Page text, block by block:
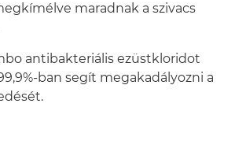
maradnak a szivacs
antibakteriális ezüstkloridot
ban segít megakadályozni a